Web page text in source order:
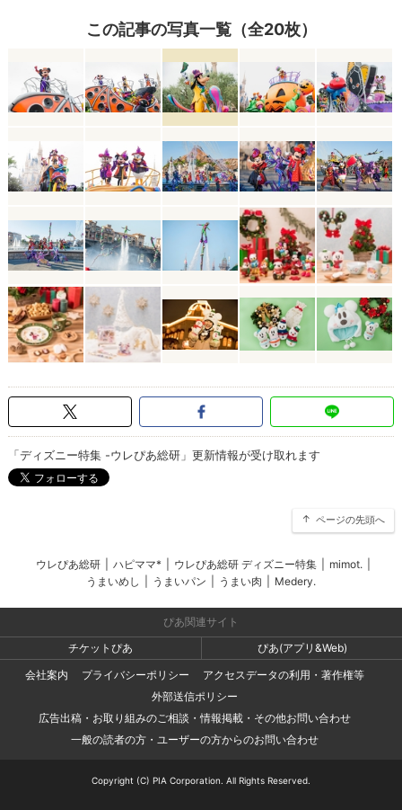
この記事の写真一覧（全20枚）
「ディズニー特集 -ウレぴあ総研」更新情報が受け取れます
ページの先頭へ
ウレぴあ総研 ハピママ* ウレぴあ総研 ディズニー特集 mimot.
うまいめし
うまいパン うまい肉 Medery.
ぴあ関連サイト
チケットぴあ
ぴあ(アプリ&Web)
会社案内
プライバシーポリシー
アクセスデータの利用・著作権等
外部送信ポリシー
広告出稿・お取り組みのご相談・情報掲載・その他お問い合わせ
一般の読者の方・ユーザーの方からのお問い合わせ
Copyright (C) PIA Corporation. All Rights Reserved.